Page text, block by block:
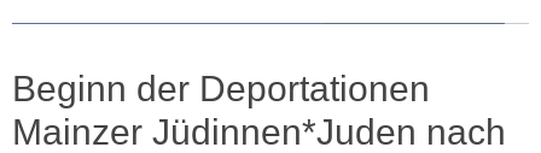
Beginn der Deportationen
Mainzer Jüdinnen*Juden nach